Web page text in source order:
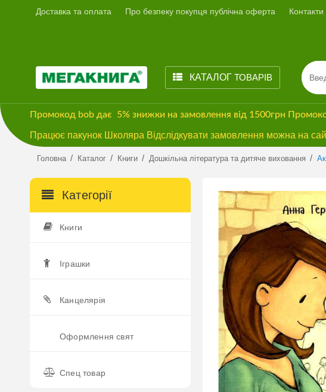
Доставка та оплата Про безпеку покупця публічна оферта Контакти
КАТАЛОГТОВАРІВ
Промокод bob дає 5% знижки на замовлення від 1500грн
Працює пакунок Школяра Відслідкувати замовлення можна на
Головна / Каталог / Книги / Дошкільна література та дитяче виховання /
Категорії
Книги
Іграшки
Канцелярія
Оформлення свят
Спец товар